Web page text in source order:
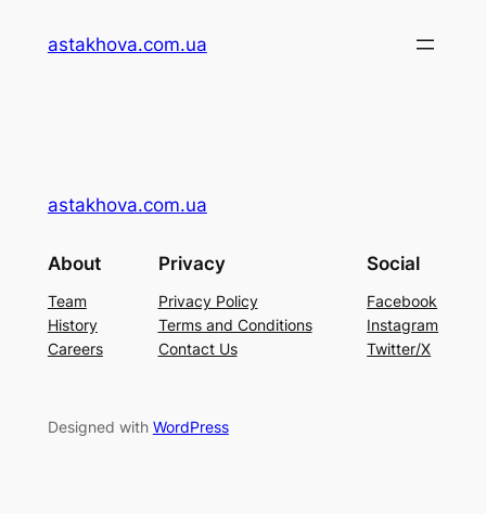
astakhova.com.ua
astakhova.com.ua
About
Team
History
Careers
Privacy
Privacy Policy
Terms and Conditions
Contact Us
Social
Facebook
Instagram
Twitter/X
Designed with WordPress